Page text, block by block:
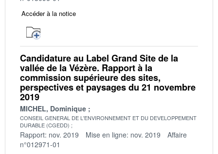
Accéder à la notice
Candidature au Label Grand Site de la
vallée de la Vézère. Rapport à la
commission supérieure des sites,
perspectives et paysages du 21 novembre
2019
MICHEL, Dominique
CONSEIL GENERAL DE L'ENVIRONNEMENT ET DU DEVELOPPEMENT
DURABLE (CGEDD)
Rapport: nov. 2019 Mise en ligne: nov. 2019
Affaire
n°012971-01